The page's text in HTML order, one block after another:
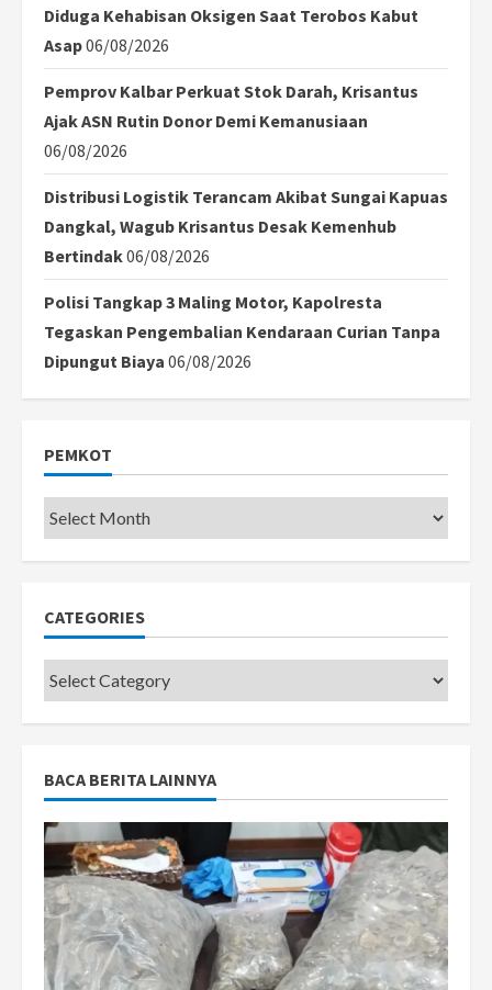
Diduga Kehabisan Oksigen Saat Terobos Kabut
Asap06/08/2026
Pemprov Kalbar Perkuat Stok Darah, Krisantus
Ajak ASN Rutin Donor Demi Kemanusiaan
06/08/2026
Distribusi Logistik Terancam Akibat Sungai Kapuas
Dangkal, Wagub Krisantus Desak Kemenhub
Bertindak06/08/2026
Polisi Tangkap 3 Maling Motor, Kapolresta
Tegaskan Pengembalian Kendaraan Curian Tanpa
Dipungut Biaya 06/08/2026
PEMKOT
Pemkot
CATEGORIES
Categories
BACA BERITA LAINNYA